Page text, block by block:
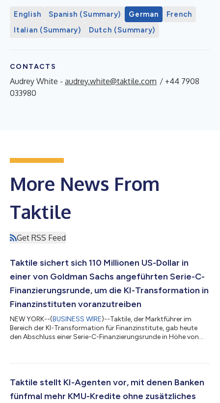
English Spanish (Summary) German
French
Italian (Summary)
Dutch (Summary)
CONTACTS
Audrey White - audrey.white@taktile.com / +44 7908
033980
More News From
Taktile
Get RSS Feed
Taktile sichert sich 110 Millionen US-Dollar in
einer von Goldman Sachs angeführten Serie-C-
Finanzierungsrunde, um die KI-Transformation in
Finanzinstituten voranzutreiben
NEW YORK--(BUSINESS WIRE)--Taktile, der Marktführer im
Bereich der KI-Transformation für Finanzinstitute, gab heute
den Abschluss einer Serie-C-Finanzierungsrunde in Höhe von
waren außerdem Balderton Capital, Index Ventures, Tiger
Wissenswertes auf einen Blick Taktile ermöglicht es Banken und
Versicherungen, sich zu KI-nativen Or...
Taktile stellt KI-Agenten vor, mit denen Banken
fünfmal mehr KMU-Kredite ohne zusätzliches